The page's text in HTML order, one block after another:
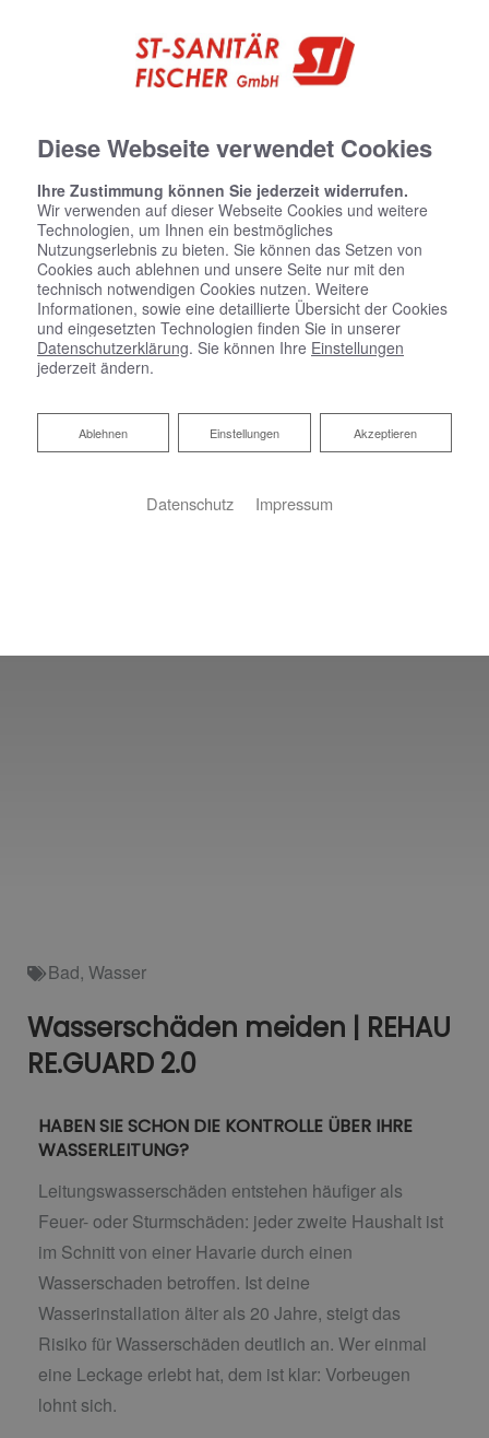
Bad, Wasser
Wasserschäden meiden | REHAU
RE.GUARD 2.0
HABEN SIE SCHON DIE KONTROLLE ÜBER IHRE
WASSERLEITUNG?
Leitungswasserschäden entstehen häufiger als
Feuer- oder Sturmschäden: jeder zweite Haushalt ist
im Schnitt von einer Havarie durch einen
Wasserschaden betroffen. Ist deine
Wasserinstallation älter als 20 Jahre, steigt das
Risiko für Wasserschäden deutlich an. Wer einmal
eine Leckage erlebt hat, dem ist klar: Vorbeugen
lohnt sich.
Diese Webseite verwendet Cookies
Ihre Zustimmung können Sie jederzeit widerrufen.
Wir verwenden auf dieser Webseite Cookies und weitere
Technologien, um Ihnen ein bestmögliches
Nutzungserlebnis zu bieten. Sie können das Setzen von
Cookies auch ablehnen und unsere Seite nur mit den
technisch notwendigen Cookies nutzen. Weitere
Informationen, sowie eine detaillierte Übersicht der Cookies
und eingesetzten Technologien finden Sie in unserer
Datenschutzerklärung. Sie können Ihre Einstellungen
jederzeit ändern.
Akzeptieren
Einstellungen
Ablehnen
Ablehnen
Datenschutz Impressum